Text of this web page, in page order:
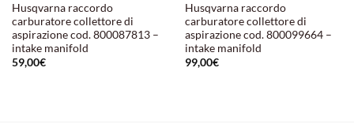
Husqvarna raccordo
carburatore collettore di
aspirazione cod. 800087813 –
intake manifold
59,00€
Husqvarna raccordo
carburatore collettore di
aspirazione cod. 800099664 –
intake manifold
99,00€